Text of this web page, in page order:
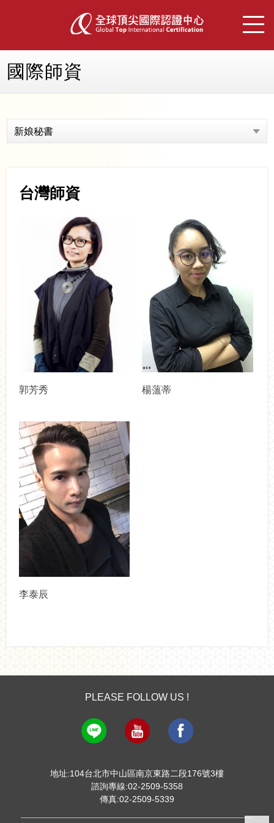
國際師資
新娘秘書
台灣師資
郭芳秀 楊薀蒂
李泰辰
PLEASE FOLLOW US !
地址:104台北市中山區南京東路二段176號3樓
諮詢專線:02-2509-5358
傳真:02-2509-5339